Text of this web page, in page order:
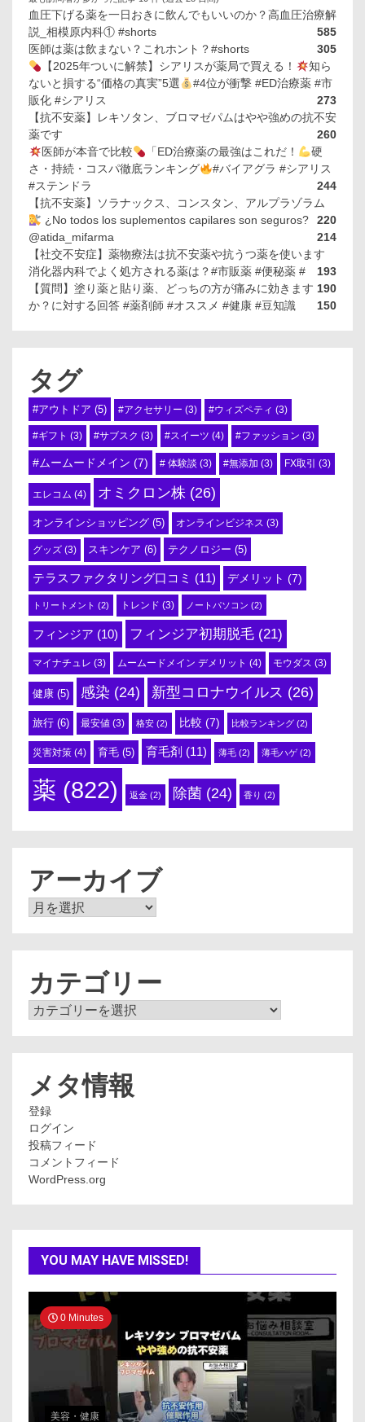
血圧下げる薬を一日おきに飲んでもいいのか？高血圧治療解
説_相模原内科① #shorts
585
医師は薬は飲まない？これホント？#shorts
305
【2025年ついに解禁】シアリスが薬局で買える！
知ら
ないと損する“価格の真実”5選
#4位が衝撃 #ED治療薬 #市
販化 #シアリス
273
【抗不安薬】レキソタン、ブロマゼパムはやや強めの抗不安
薬です
260
医師が本音で比較
「ED治療薬の最強はこれだ！
硬
さ・持続・コスパ徹底ランキング
#バイアグラ #シアリス
#ステンドラ
244
【抗不安薬】ソラナックス、コンスタン、アルプラゾラム
220
¿No todos los suplementos capilares son seguros?
@atida_mifarma
214
【社交不安症】薬物療法は抗不安薬や抗うつ薬を使います
193
消化器内科でよく処方される薬は？#市販薬 #便秘薬 #
190
【質問】塗り薬と貼り薬、どっちの方が痛みに効きます
か？に対する回答 #薬剤師 #オススメ #健康 #豆知識
150
タグ
#アウトドア (5) #アクセサリー (3) #ウィズペティ (3)
#ギフト (3) #サブスク (3) #スイーツ (4) #ファッション (3)
#ムームードメイン (7) # 体験談 (3) #無添加 (3) FX取引 (3)
エレコム (4) オミクロン株 (26)
オンラインショッピング (5) オンラインビジネス (3)
グッズ (3) スキンケア (6) テクノロジー (5)
テラスファクタリング口コミ (11) デメリット (7)
トリートメント (2) トレンド (3) ノートパソコン (2)
フィンジア (10) フィンジア初期脱毛 (21)
マイナチュレ (3) ムームードメイン デメリット (4) モウダス (3)
健康 (5) 感染 (24) 新型コロナウイルス (26)
旅行 (6) 最安値 (3) 格安 (2) 比較 (7) 比較ランキング (2)
災害対策 (4) 育毛 (5) 育毛剤 (11) 薄毛 (2) 薄毛ハゲ(2)
薬 (822) 返金 (2) 除菌 (24) 香り (2)
アーカイブ
ア
カテゴリー
カ
メタ情報
登録
ログイン
投稿フィード
コメントフィード
WordPress.org
YOU MAY HAVE MISSED!
0 Minutes
美容・健康